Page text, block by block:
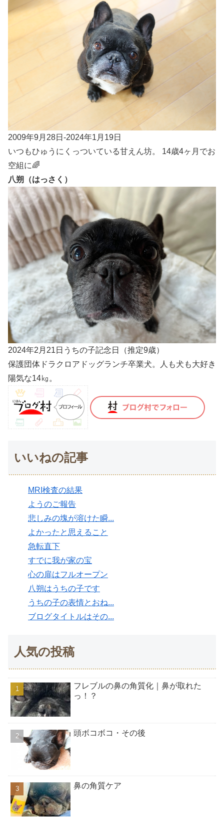
2009年9月28日-2024年1月19日
いつもひゅうにくっついている甘えん坊。 14歳4ヶ月でお
空組に🌈
八朔（はっさく）
2024年2月21日うちの子記念日（推定9歳）
保護団体ドラクロアドッグランチ卒業犬。人も犬も大好き
陽気な14㎏。
いいねの記事
MRI検査の結果
ようのご報告
悲しみの塊が溶けた瞬...
よかったと思えること
急転直下
すでに我が家の宝
心の扉はフルオープン
八朔はうちの子です
うちの子の表情とおね...
ブログタイトルはその...
人気の投稿
フレブルの鼻の角質化｜鼻が取れた
っ！？
頭ボコボコ・その後
鼻の角質ケア